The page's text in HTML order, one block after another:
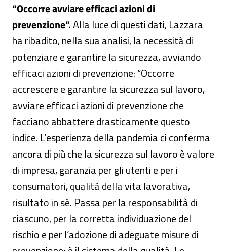
“Occorre avviare efficaci azioni di
prevenzione”.Alla luce di questi dati, Lazzara
ha ribadito, nella sua analisi, la necessità di
potenziare e garantire la sicurezza, avviando
efficaci azioni di prevenzione: “Occorre
accrescere e garantire la sicurezza sul lavoro,
avviare efficaci azioni di prevenzione che
facciano abbattere drasticamente questo
indice. L’esperienza della pandemia ci conferma
ancora di più che la sicurezza sul lavoro è valore
di impresa, garanzia per gli utenti e per i
consumatori, qualità della vita lavorativa,
risultato in sé. Passa per la responsabilità di
ciascuno, per la corretta individuazione del
rischio e per l’adozione di adeguate misure di